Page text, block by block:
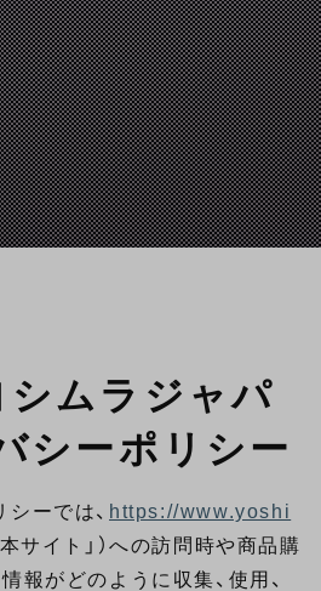
シムラジャパ
シーポリシー
ーでは、 https://www.yoshi
本サイト」）への訪問時や商品購
報がどのように収集、使用、